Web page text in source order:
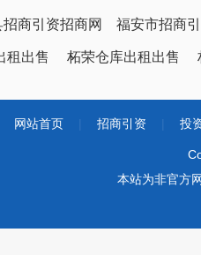
招商引资招商网 福安市招商
租出售 柘荣仓库出租出售
网站首页 招商引资 投
本站为非官方